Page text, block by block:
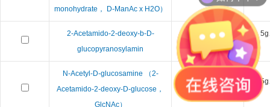
monohydrate， D-ManAc x H2O）
2-Acetamido-2-deoxy-b-D-
glucopyranosylamin
S98003
1g、
N-Acetyl-D-glucosamine （2-
Acetamido-2-deoxy-D-glucose，
GlcNAc）
S93002
1g、